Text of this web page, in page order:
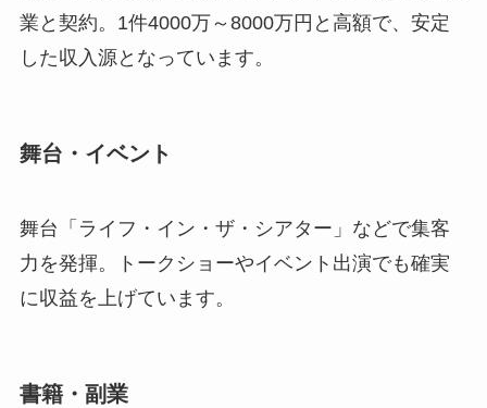
業と契約。1件4000万～8000万円と高額で、安定
した収入源となっています。
舞台・イベント
舞台「ライフ・イン・ザ・シアター」などで集客
力を発揮。トークショーやイベント出演でも確実
に収益を上げています。
書籍・副業